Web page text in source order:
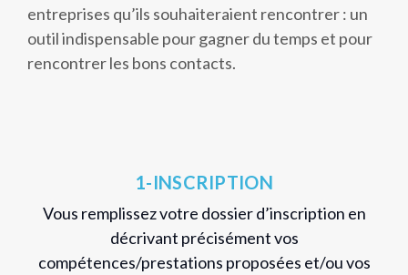
entreprises qu’ils souhaiteraient rencontrer : un
outil indispensable pour gagner du temps et pour
rencontrer les bons contacts.
1-INSCRIPTION
Vous remplissez votre dossier d’inscription en
décrivant précisément vos
compétences/prestations proposées et/ou vos